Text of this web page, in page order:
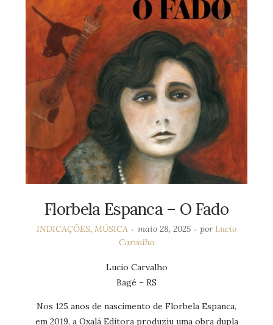
Florbela Espanca – O Fado
INDICAÇÕES, MÚSICA maio 28, 2025 porLucio
Carvalho
Lucio Carvalho
Bagé – RS
Nos 125 anos de nascimento de Florbela Espanca,
em 2019, a Oxalá Editora produziu uma obra dupla